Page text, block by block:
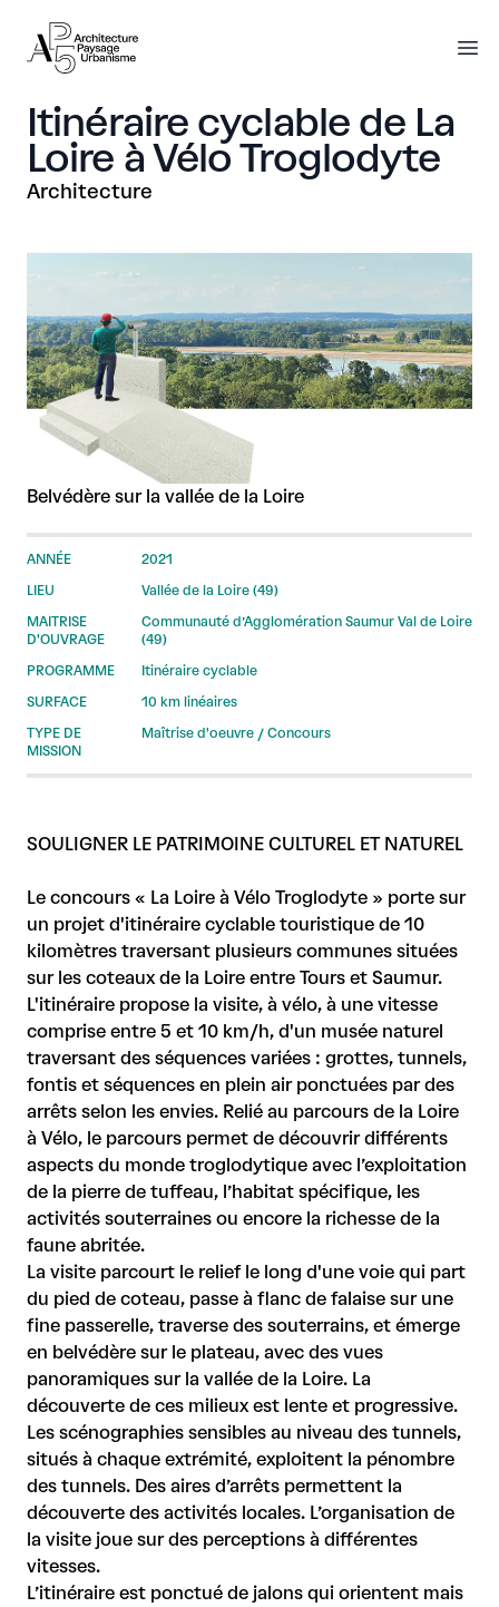
AP5
AP5
Itinéraire cyclable de La
Loire à Vélo Troglodyte
Architecture
Belvédère sur la vallée de la Loire
ANNÉE
2021
LIEU
Vallée de la Loire (49)
MAITRISE
D'OUVRAGE
Communauté d’Agglomération Saumur Val de Loire
(49)
PROGRAMME
Itinéraire cyclable
SURFACE
10 km linéaires
TYPE DE
MISSION
Maîtrise d'oeuvre / Concours
SOULIGNER LE PATRIMOINE CULTUREL ET NATUREL
Le concours « La Loire à Vélo Troglodyte » porte sur
un projet d'itinéraire cyclable touristique de 10
kilomètres traversant plusieurs communes situées
sur les coteaux de la Loire entre Tours et Saumur.
L'itinéraire propose la visite, à vélo, à une vitesse
comprise entre 5 et 10 km/h, d'un musée naturel
traversant des séquences variées : grottes, tunnels,
fontis et séquences en plein air ponctuées par des
arrêts selon les envies. Relié au parcours de la Loire
à Vélo, le parcours permet de découvrir différents
aspects du monde troglodytique avec l’exploitation
de la pierre de tuffeau, l’habitat spécifique, les
activités souterraines ou encore la richesse de la
faune abritée.
La visite parcourt le relief le long d'une voie qui part
du pied de coteau, passe à flanc de falaise sur une
fine passerelle, traverse des souterrains, et émerge
en belvédère sur le plateau, avec des vues
panoramiques sur la vallée de la Loire. La
découverte de ces milieux est lente et progressive.
Les scénographies sensibles au niveau des tunnels,
situés à chaque extrémité, exploitent la pénombre
des tunnels. Des aires d’arrêts permettent la
découverte des activités locales. L’organisation de
la visite joue sur des perceptions à différentes
vitesses.
L’itinéraire est ponctué de jalons qui orientent mais